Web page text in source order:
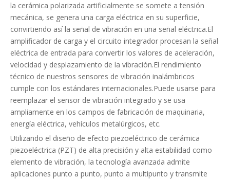
la cerámica polarizada artificialmente se somete a tensión
mecánica, se genera una carga eléctrica en su superficie,
convirtiendo así la señal de vibración en una señal eléctrica.El
amplificador de carga y el circuito integrador procesan la señal
eléctrica de entrada para convertir los valores de aceleración,
velocidad y desplazamiento de la vibración.El rendimiento
técnico de nuestros sensores de vibración inalámbricos
cumple con los estándares internacionales.Puede usarse para
reemplazar el sensor de vibración integrado y se usa
ampliamente en los campos de fabricación de maquinaria,
energía eléctrica, vehículos metalúrgicos, etc.
Utilizando el diseño de efecto piezoeléctrico de cerámica
piezoeléctrica (PZT) de alta precisión y alta estabilidad como
elemento de vibración, la tecnología avanzada admite
aplicaciones punto a punto, punto a multipunto y transmite